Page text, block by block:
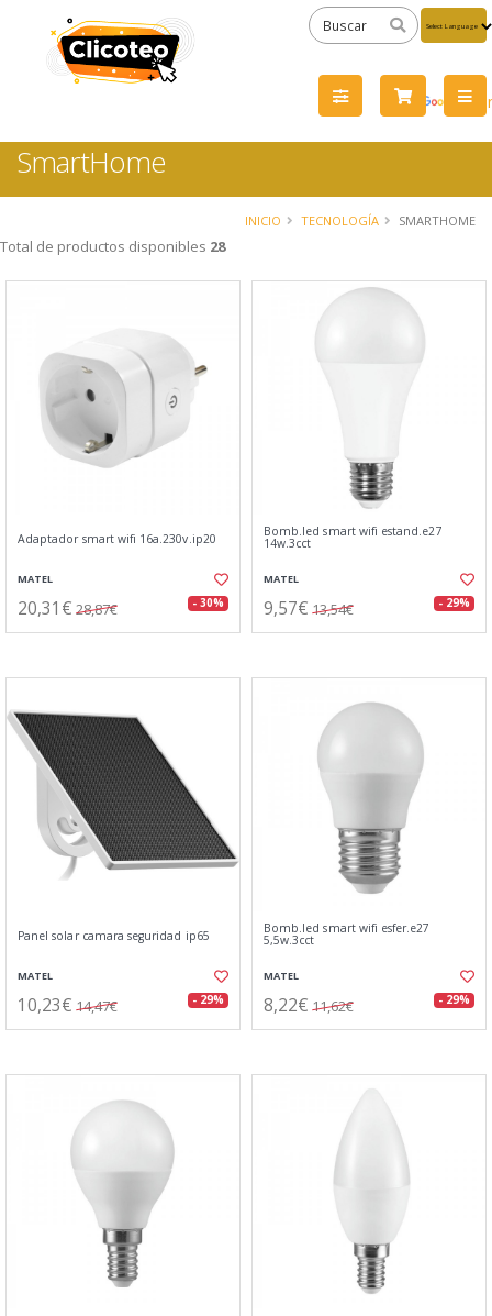
by
SmartHome
INICIO TECNOLOGÍA SMARTHOME
Total de productos disponibles 28
Adaptador smart wifi 16a.230v.ip20
MATEL
20,31€ 28,87€ - 30%
Bomb.led smart wifi estand.e27
14w.3cct
MATEL
9,57€ 13,54€ - 29%
Panel solar camara seguridad ip65
MATEL
10,23€ 14,47€ - 29%
Bomb.led smart wifi esfer.e27
5,5w.3cct
MATEL
8,22€ 11,62€ - 29%